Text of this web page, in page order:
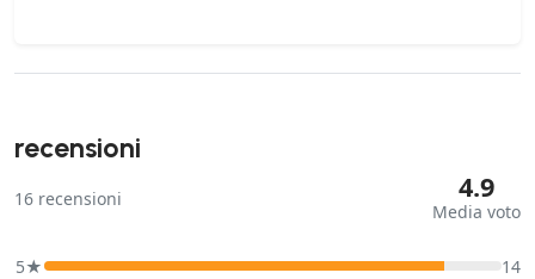
recensioni
16 recensioni 4.9
Media voto
5★
14